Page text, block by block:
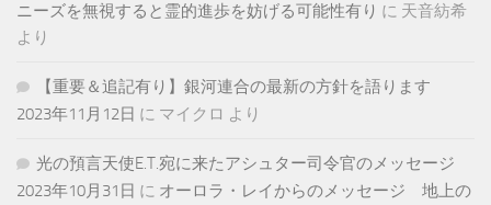
ニーズを無視すると霊的進歩を妨げる可能性有り に 天音紡希
より
【重要＆追記有り】銀河連合の最新の方針を語ります
2023年11月12日 に マイクロ より
光の預言天使E.T.宛に来たアシュター司令官のメッセージ
2023年10月31日 に オーロラ・レイからのメッセージ 地上の